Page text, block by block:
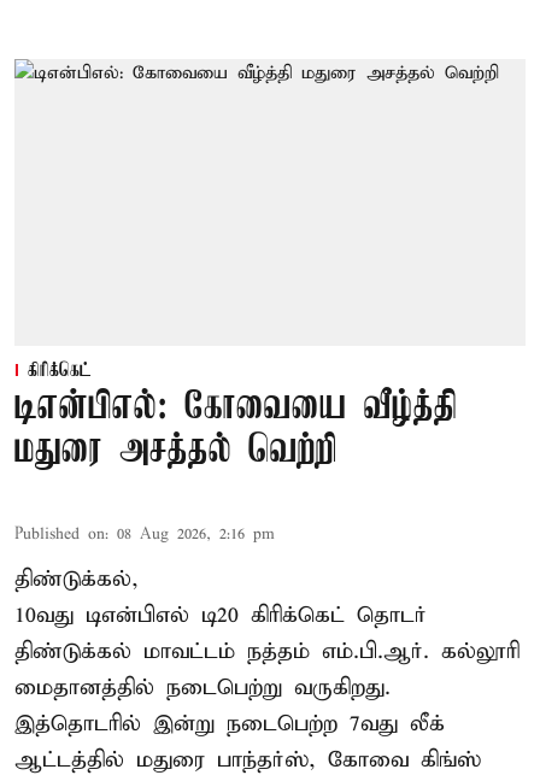
கிரிக்கெட்
டிஎன்பிஎல்: கோவையை வீழ்த்தி
மதுரை அசத்தல் வெற்றி
Published on: 08 Aug 2026, 2:16 pm
திண்டுக்கல்,
10வது டிஎன்பிஎல் டி20 கிரிக்கெட் தொடர்
திண்டுக்கல் மாவட்டம் நத்தம் எம்.பி.ஆர். கல்லூரி
மைதானத்தில் நடைபெற்று வருகிறது.
இத்தொடரில் இன்று நடைபெற்ற 7வது லீக்
ஆட்டத்தில் மதுரை பாந்தர்ஸ், கோவை கிங்ஸ்